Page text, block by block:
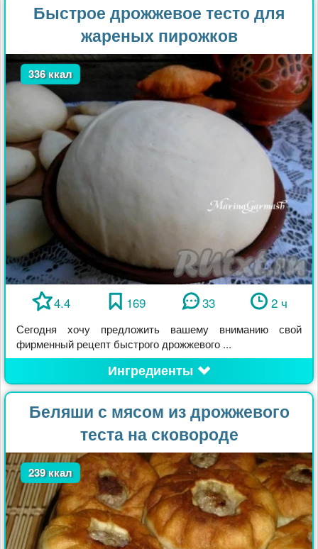
Быстрое дрожжевое тесто для
жареных пирожков
336 ккал
4.4 169 33 2 ч
Сегодня хочу предложить вашему вниманию свой
фирменный рецепт быстрого дрожжевого ...
Ингредиенты
Беляши с мясом из дрожжевого
теста на сковороде
239 ккал